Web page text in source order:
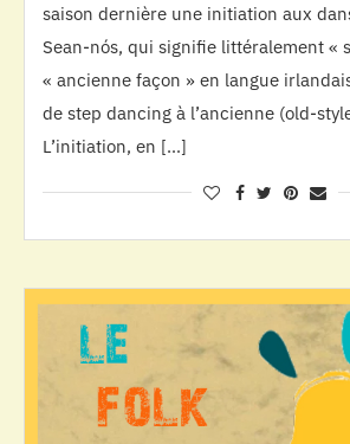
saison dernière une initiation aux
Sean-nós, qui signifie littéralement «
« ancienne façon » en langue
de step dancing à l’ancienne (old-
L’initiation, en […]